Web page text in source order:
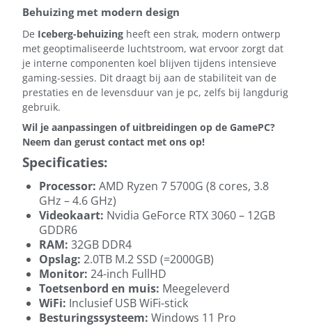
Behuizing met modern design
De Iceberg-behuizing heeft een strak, modern ontwerp
met geoptimaliseerde luchtstroom, wat ervoor zorgt dat
je interne componenten koel blijven tijdens intensieve
gaming-sessies. Dit draagt bij aan de stabiliteit van de
prestaties en de levensduur van je pc, zelfs bij langdurig
gebruik.
Wil je aanpassingen of uitbreidingen op de GamePC?
Neem dan gerust contact met ons op!
Specificaties:
Processor: AMD Ryzen 7 5700G (8 cores, 3.8
GHz – 4.6 GHz)
Videokaart: Nvidia GeForce RTX 3060 – 12GB
GDDR6
RAM: 32GB DDR4
Opslag: 2.0TB M.2 SSD (=2000GB)
Monitor: 24-inch FullHD
Toetsenbord en muis: Meegeleverd
WiFi: Inclusief USB WiFi-stick
Besturingssysteem: Windows 11 Pro